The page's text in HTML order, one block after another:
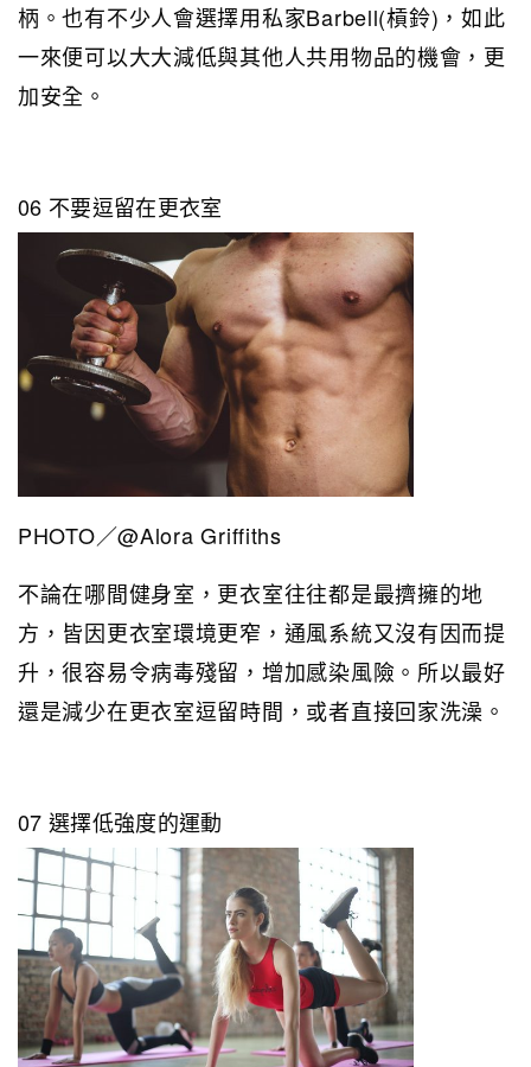
柄。也有不少人會選擇用私家Barbell(槓鈴)，如此
一來便可以大大減低與其他人共用物品的機會，更
加安全。
06 不要逗留在更衣室
PHOTO／@Alora Griffiths
不論在哪間健身室，更衣室往往都是最擠擁的地
方，皆因更衣室環境更窄，通風系統又沒有因而提
升，很容易令病毒殘留，增加感染風險。所以最好
還是減少在更衣室逗留時間，或者直接回家洗澡。
07 選擇低強度的運動